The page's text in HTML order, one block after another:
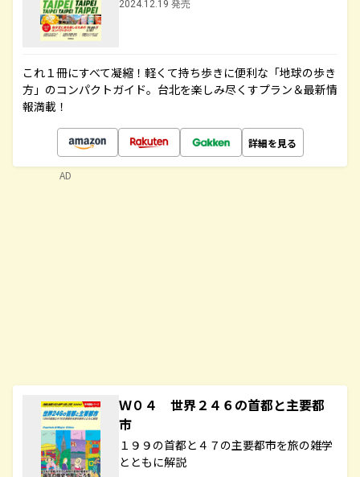
2024.12.19 発売
これ１冊にすべて凝縮！軽くて持ち歩きに便利な「地球の歩き
方」のコンパクトガイド。台北を楽しみ尽くすプラン＆最新情
報満載！
詳細を見る
Ｗ０４ 世界２４６の首都と主要都
市
１９９の首都と４７の主要都市を旅の雑学
とともに解説
AD